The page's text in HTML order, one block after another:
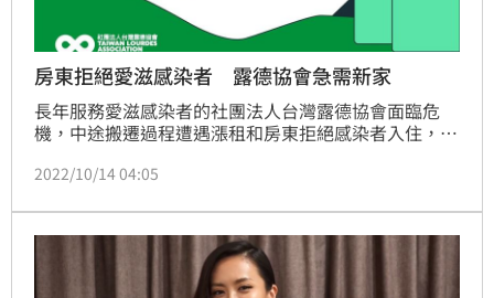
房東拒絕愛滋感染者 露德協會急需新家
長年服務愛滋感染者的社團法人台灣露德協會面臨危
機，中途搬遷過程遭遇漲租和房東拒絕感染者入住，今
善房東。(記者:陳弋)
2022/10/14 04:05